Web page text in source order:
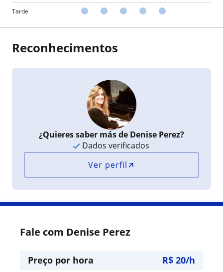
Tarde
Reconhecimentos
¿Quieres saber más de Denise Perez?
Dados verificados
Ver perfil
Fale com Denise Perez
Preço por hora R$ 20/h